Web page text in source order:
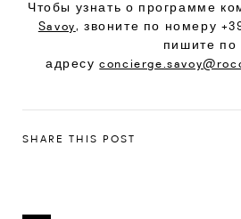
Чтобы узнать о программе
Savoy, звоните по номеру
пишите по
адресу
SHARE THIS POST